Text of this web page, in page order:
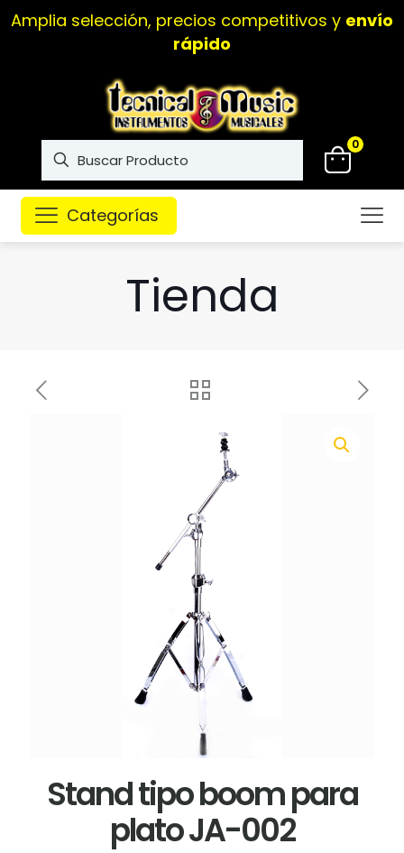
Amplia selección, precios competitivos y envío
rápido
0
Categorías
Tienda
Stand tipo boom para
plato JA-002